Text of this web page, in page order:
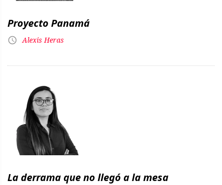
Proyecto Panamá
Alexis Heras
La derrama que no llegó a la mesa